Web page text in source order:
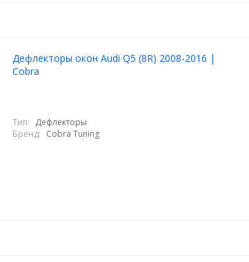
Дефлекторы окон Audi Q5 (8R) 2008-2016 |
Cobra
Тип: Дефлекторы
Бренд: Cobra Tuning